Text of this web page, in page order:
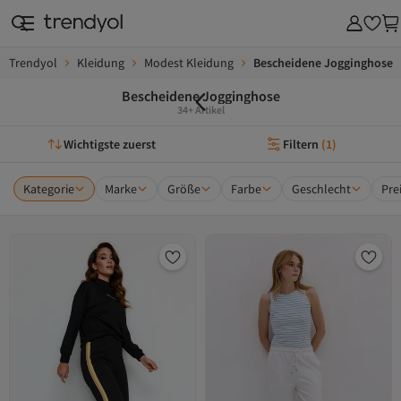
Trendyol Kleidung Modest Kleidung Bescheidene Jogginghose
Bescheidene Jogginghose
34+ Artikel
Wichtigste zuerst Filtern (1)
Kategorie Marke Größe Farbe Geschlecht